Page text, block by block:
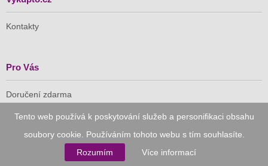
Tento web používá k poskytování služeb a personifikaci obsahu
soubory cookie. Používáním tohoto webu s tím souhlasíte.
Rozumím
Více informací
Kontakty
Pro Vás
Doručení zdarma
Důvěryhodný nákup